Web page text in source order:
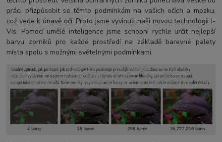
práci přizpůsobit se těmto podmínkám na vašich očích a mozku,
což vede k únavě očí. Proto jsme vyvinuli naši novou technologii I-
Vis. Pomocí umělé inteligence jsme schopni rychle určit nejlepší
barvu zorníků pro každé prostředí na základě barevné palety
místa spolu s možnými světelnými podmínkami.